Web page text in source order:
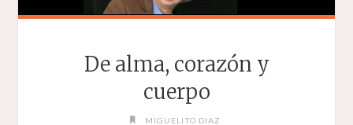
De alma, corazón y
cuerpo
MIGUELITO DIAZ